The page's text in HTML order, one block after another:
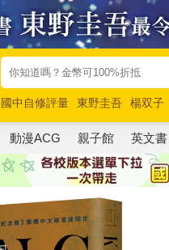
國中自修評量 東野圭吾 楊双子
唯紅花綻放
奧德賽 路邊攤新作
動漫ACG 親子館 英文書